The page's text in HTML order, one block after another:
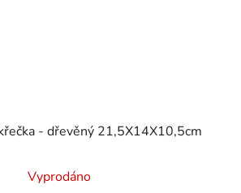
- dřevěný 21,5X14X10,5cm
Vyprodáno